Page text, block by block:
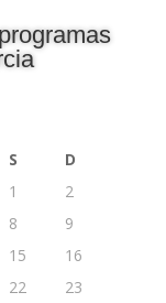
S
D
1
2
8
9
15
16
22
23